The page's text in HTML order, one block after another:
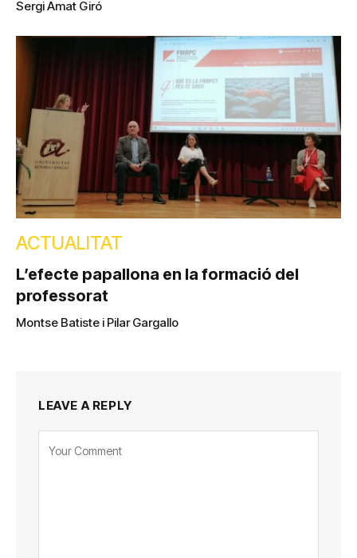
Sergi Amat Giró
ACTUALITAT
L’efecte papallona en la formació del
professorat
Montse Batiste i Pilar Gargallo
LEAVE A REPLY